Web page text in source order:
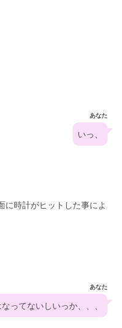
あなた
いっ、
に時計がヒットした事によ
あなた
ってないしいっか、、、